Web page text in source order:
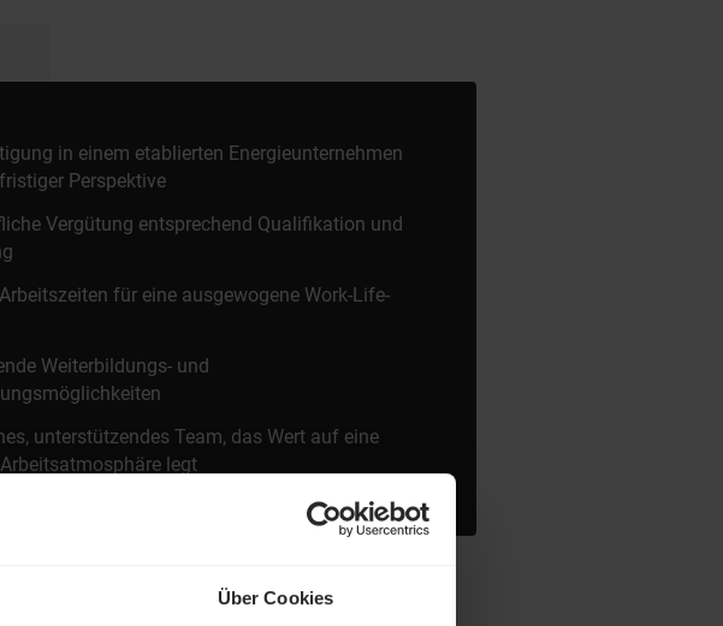
Über Cookies
in einem etablierten Energieunternehmen
Perspektive
Vergütung entsprechend Qualifikation und
für eine ausgewogene Work-Life-
Weiterbildungs- und
unterstützendes Team, das Wert auf eine
legt